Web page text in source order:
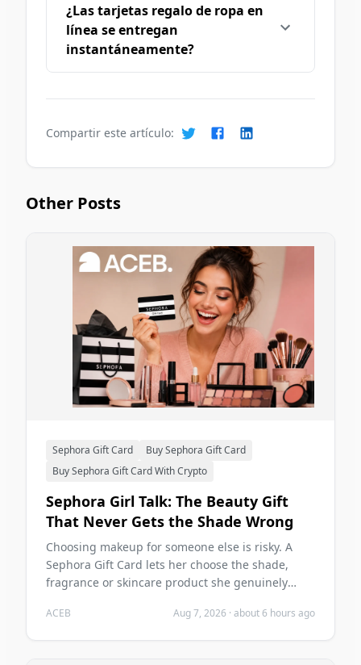
¿Las tarjetas regalo de ropa en
línea se entregan
instantáneamente?
Compartir este artículo:
Other Posts
Sephora Gift Card
Buy Sephora Gift Card
Buy Sephora Gift Card With Crypto
Sephora Girl Talk: The Beauty Gift
That Never Gets the Shade Wrong
Choosing makeup for someone else is risky. A
Sephora Gift Card lets her choose the shade,
fragrance or skincare product she genuinely
ACEB Aug 7, 2026 · about 6 hours ago